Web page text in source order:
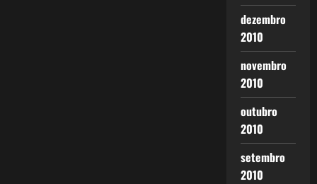
dezembro
2010
novembro
2010
outubro
2010
setembro
2010